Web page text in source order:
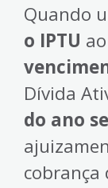
Quando
o IPTU
Dívida
do ano
cobrança